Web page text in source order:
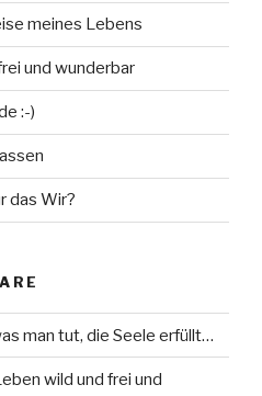
meines Lebens
und wunderbar
:-)
das Wir?
man tut, die Seele erfüllt…
wild und frei und